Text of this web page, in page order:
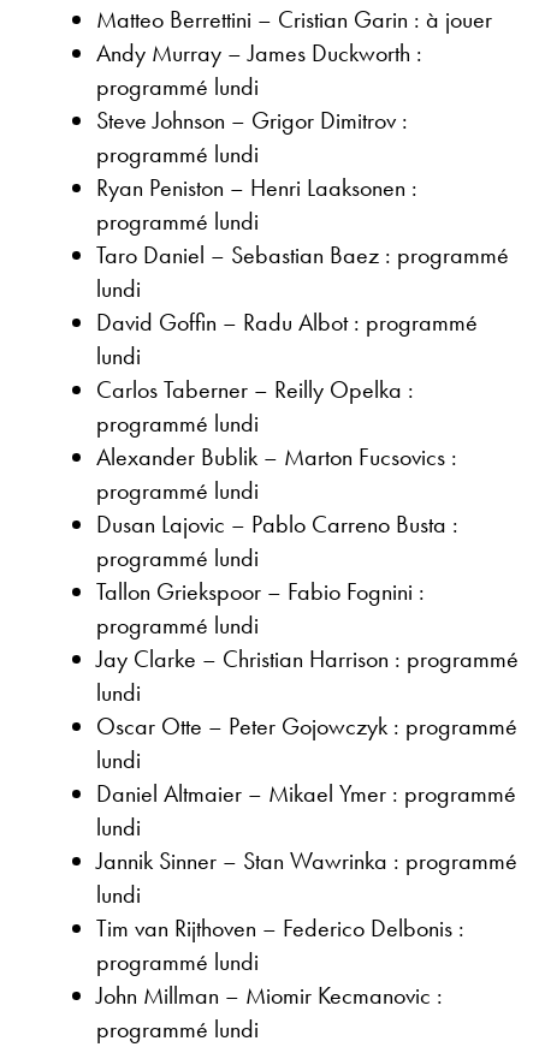
Matteo Berrettini – Cristian Garin : à jouer
Andy Murray – James Duckworth :
programmé lundi
Steve Johnson – Grigor Dimitrov :
programmé lundi
Ryan Peniston – Henri Laaksonen :
programmé lundi
Taro Daniel – Sebastian Baez : programmé
lundi
David Goffin – Radu Albot : programmé
lundi
Carlos Taberner – Reilly Opelka :
programmé lundi
Alexander Bublik – Marton Fucsovics :
programmé lundi
Dusan Lajovic – Pablo Carreno Busta :
programmé lundi
Tallon Griekspoor – Fabio Fognini :
programmé lundi
Jay Clarke – Christian Harrison : programmé
lundi
Oscar Otte – Peter Gojowczyk : programmé
lundi
Daniel Altmaier – Mikael Ymer : programmé
lundi
Jannik Sinner – Stan Wawrinka : programmé
lundi
Tim van Rijthoven – Federico Delbonis :
programmé lundi
John Millman – Miomir Kecmanovic :
programmé lundi